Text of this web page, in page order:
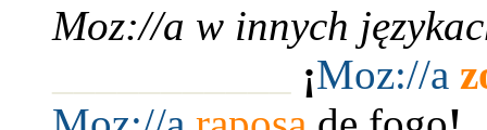
Moz://a w innych
¡Moz://a